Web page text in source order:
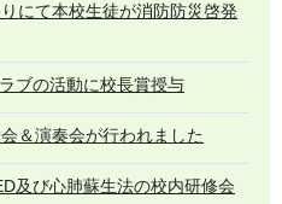
にて本校生徒が消防防災啓発
ブの活動に校長賞授与
＆演奏会が行われました
及び心肺蘇生法の校内研修会